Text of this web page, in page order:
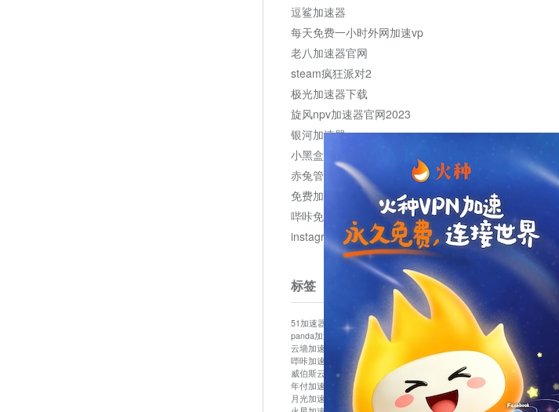
逗鲨加速器
每天免费一小时外网加速vp
老八加速器官网
steam疯狂派对2
极光加速器下载
旋风npv加速器官网2023
银河加速器
小黑盒加速器加速
赤兔管理平台
免费加速器
哔咔免费加速服务器
instagram网页版登录入口
标签
51加速器 bitznet hidecat i7加速器
kuai500
panda加速器
snap加速器 vp加速器
中信加速器
云墙加速器
云速加速器
哔咔加速器
哔咔哔咔加速器 喵云 回锅肉加速器
威伯斯云
小明加速器 小蓝鸟加速器
布谷vp加速器
年付加速器
心阶云 快连 怎么上外网
易飞加速器
月光加速器
机场加速器 松果云 梯子加速器